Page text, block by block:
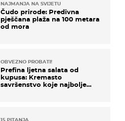
NAJMANJA NA SVIJETU
Čudo prirode: Predivna
pješčana plaža na 100 metara
od mora
OBVEZNO PROBATI!
Prefina ljetna salata od
kupusa: Kremasto
savršenstvo koje najbolje